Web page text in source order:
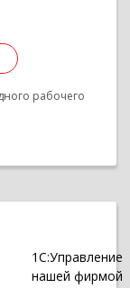
рабочего
1С:Управление
нашей фирмой